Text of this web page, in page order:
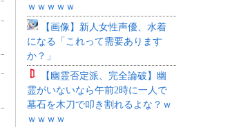
ｗｗｗｗｗ
【画像】新人女性声優、水着
になる「これって需要あります
か？」
【幽霊否定派、完全論破】幽
霊がいないなら午前2時に一人で
墓石を木刀で叩き割れるよな？ｗ
ｗｗｗｗ